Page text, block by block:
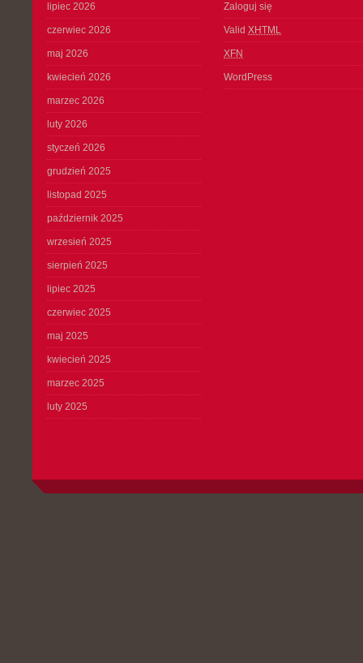
lipiec 2026
czerwiec 2026
maj 2026
kwiecień 2026
marzec 2026
luty 2026
styczeń 2026
grudzień 2025
listopad 2025
październik 2025
wrzesień 2025
sierpień 2025
lipiec 2025
czerwiec 2025
maj 2025
kwiecień 2025
marzec 2025
luty 2025
Zaloguj się
Valid XHTML
XFN
WordPress